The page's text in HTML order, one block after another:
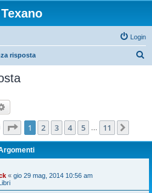
Login
risposta
Pagina di 11
1 2 3 4 5 11
« gio 29 mag, 2014 10:56 am